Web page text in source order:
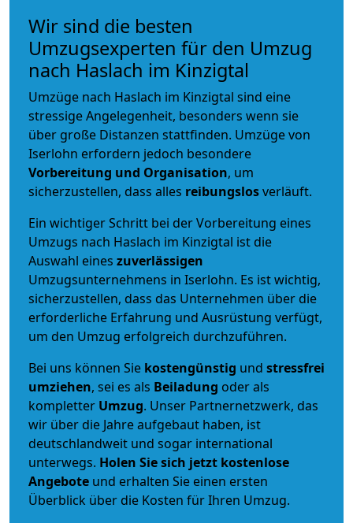
Wir sind die besten
Umzugsexperten für den Umzug
nach Haslach im Kinzigtal
Umzüge nach Haslach im Kinzigtal sind eine
stressige Angelegenheit, besonders wenn sie
über große Distanzen stattfinden. Umzüge von
Iserlohn erfordern jedoch besondere
Vorbereitung und Organisation, um
sicherzustellen, dass alles reibungslosverläuft.
Ein wichtiger Schritt bei der Vorbereitung eines
Umzugs nach Haslach im Kinzigtal ist die
Auswahl eines zuverlässigen
Umzugsunternehmens in Iserlohn. Es ist wichtig,
sicherzustellen, dass das Unternehmen über die
erforderliche Erfahrung und Ausrüstung verfügt,
um den Umzug erfolgreich durchzuführen.
Bei uns können Sie kostengünstig und stressfrei
umziehen, sei es als Beiladung oder als
kompletter Umzug. Unser Partnernetzwerk, das
wir über die Jahre aufgebaut haben, ist
deutschlandweit und sogar international
unterwegs. Holen Sie sich jetzt kostenlose
Angebote und erhalten Sie einen ersten
Überblick über die Kosten für Ihren Umzug.